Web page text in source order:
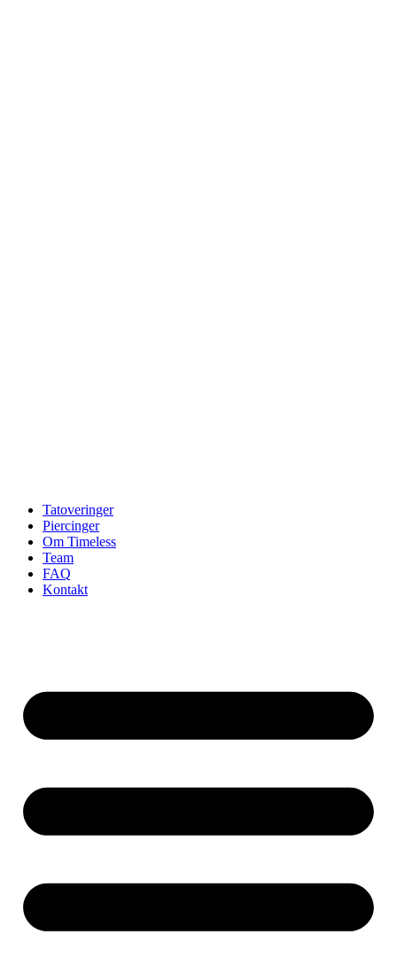
Tatoveringer
Piercinger
Om Timeless
Team
FAQ
Kontakt